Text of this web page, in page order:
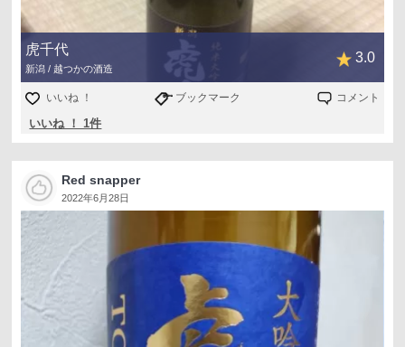
虎千代
新潟 / 越つかの酒造
3.0
いいね ！ ブックマーク コメント
いいね ！ 1件
Red snapper
2022年6月28日